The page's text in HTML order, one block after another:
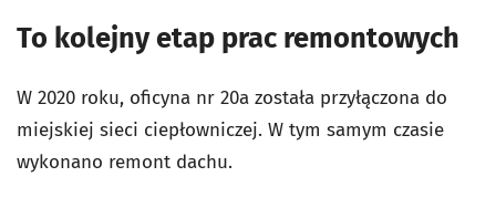
To kolejny etap prac remontowych
W 2020 roku, oficyna nr 20a została przyłączona do
miejskiej sieci ciepłowniczej. W tym samym czasie
wykonano remont dachu.